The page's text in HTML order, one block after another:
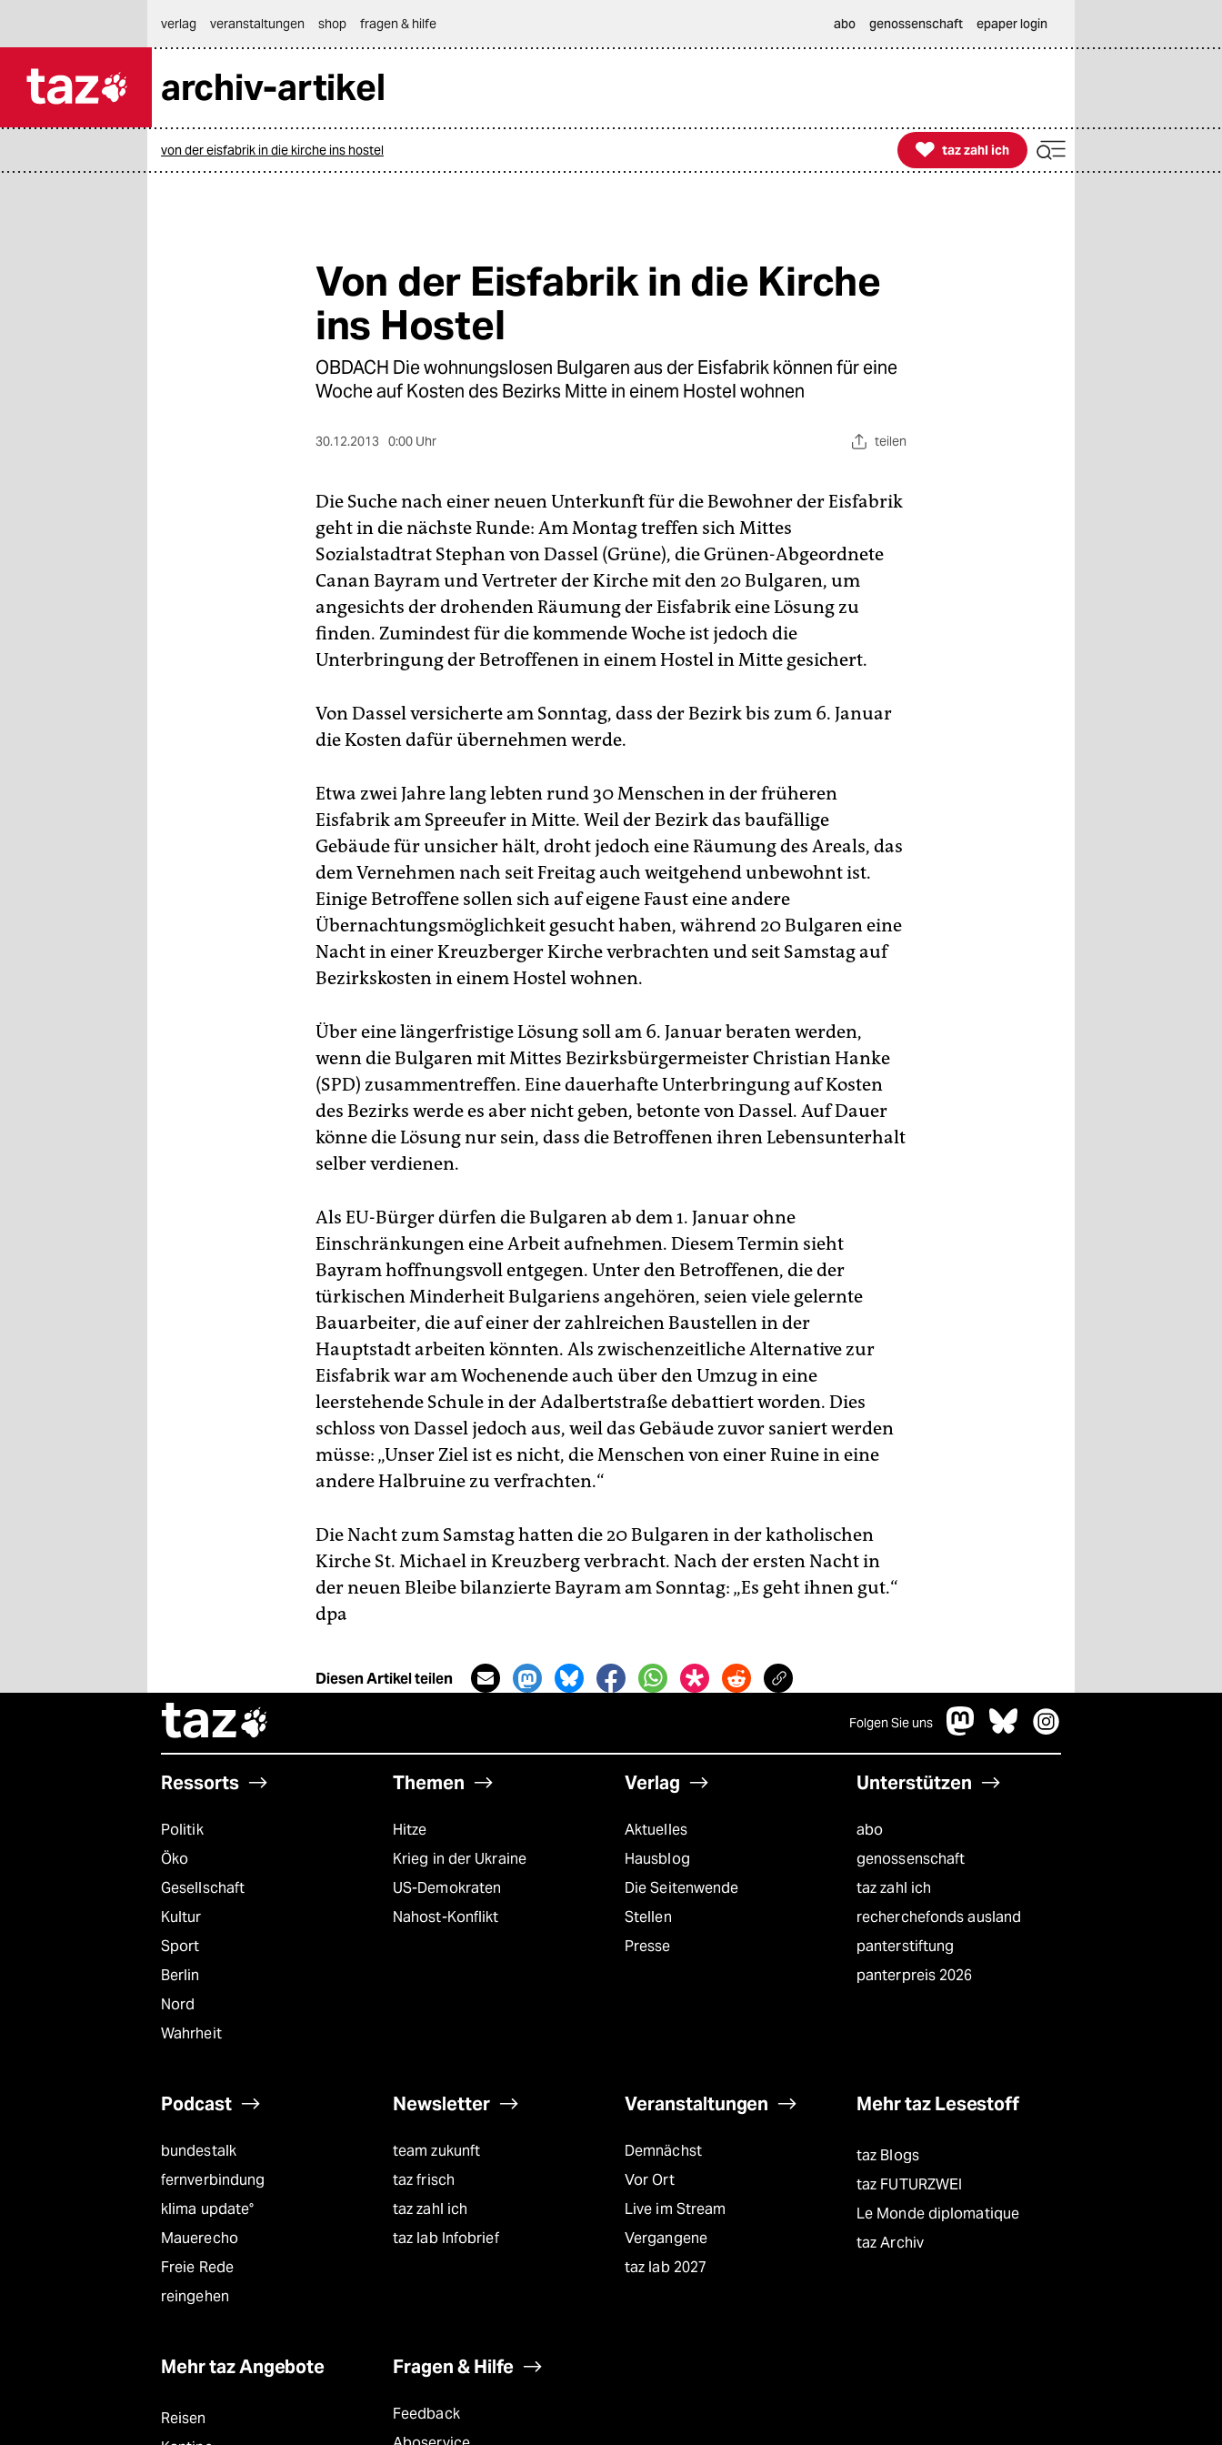
themen
verlag
veranstaltungen shop fragen & hilfe abo genossenschaft epaper login
archiv-artikel
von der eisfabrik in die kirche ins hostel 
taz zahl ich
taz zahl ich
Von der Eisfabrik in die Kirche
ins Hostel
OBDACH Die wohnungslosen Bulgaren aus der Eisfabrik können für eine
Woche auf Kosten des Bezirks Mitte in einem Hostel wohnen
30.12.2013 0:00 Uhr teilen
Die Suche nach einer neuen Unterkunft für die Bewohner der Eisfabrik
geht in die nächste Runde: Am Montag treffen sich Mittes
Sozialstadtrat Stephan von Dassel (Grüne), die Grünen-Abgeordnete
Canan Bayram und Vertreter der Kirche mit den 20 Bulgaren, um
angesichts der drohenden Räumung der Eisfabrik eine Lösung zu
finden. Zumindest für die kommende Woche ist jedoch die
Unterbringung der Betroffenen in einem Hostel in Mitte gesichert.
Von Dassel versicherte am Sonntag, dass der Bezirk bis zum 6. Januar
die Kosten dafür übernehmen werde.
Etwa zwei Jahre lang lebten rund 30 Menschen in der früheren
Eisfabrik am Spreeufer in Mitte. Weil der Bezirk das baufällige
Gebäude für unsicher hält, droht jedoch eine Räumung des Areals, das
dem Vernehmen nach seit Freitag auch weitgehend unbewohnt ist.
Einige Betroffene sollen sich auf eigene Faust eine andere
Übernachtungsmöglichkeit gesucht haben, während 20 Bulgaren eine
Nacht in einer Kreuzberger Kirche verbrachten und seit Samstag auf
Bezirkskosten in einem Hostel wohnen.
Über eine längerfristige Lösung soll am 6. Januar beraten werden,
wenn die Bulgaren mit Mittes Bezirksbürgermeister Christian Hanke
(SPD) zusammentreffen. Eine dauerhafte Unterbringung auf Kosten
des Bezirks werde es aber nicht geben, betonte von Dassel. Auf Dauer
könne die Lösung nur sein, dass die Betroffenen ihren Lebensunterhalt
selber verdienen.
Als EU-Bürger dürfen die Bulgaren ab dem 1. Januar ohne
Einschränkungen eine Arbeit aufnehmen. Diesem Termin sieht
Bayram hoffnungsvoll entgegen. Unter den Betroffenen, die der
türkischen Minderheit Bulgariens angehören, seien viele gelernte
Bauarbeiter, die auf einer der zahlreichen Baustellen in der
Hauptstadt arbeiten könnten. Als zwischenzeitliche Alternative zur
Eisfabrik war am Wochenende auch über den Umzug in eine
leerstehende Schule in der Adalbertstraße debattiert worden. Dies
schloss von Dassel jedoch aus, weil das Gebäude zuvor saniert werden
müsse: „Unser Ziel ist es nicht, die Menschen von einer Ruine in eine
andere Halbruine zu verfrachten.“
Die Nacht zum Samstag hatten die 20 Bulgaren in der katholischen
Kirche St. Michael in Kreuzberg verbracht. Nach der ersten Nacht in
der neuen Bleibe bilanzierte Bayram am Sonntag: „Es geht ihnen gut.“
dpa
Diesen Artikel teilen
taz Folgen Sie uns
Ressorts
Politik
Öko
Gesellschaft
Kultur
Sport
Berlin
Nord
Wahrheit
Themen
Hitze
Krieg in der Ukraine
US-Demokraten
Nahost-Konflikt
Verlag
Aktuelles
Hausblog
Die Seitenwende
Stellen
Presse
Unterstützen
abo
genossenschaft
taz zahl ich
recherchefonds ausland
panterstiftung
panterpreis 2026
Podcast
bundestalk
fernverbindung
klima update°
Mauerecho
Freie Rede
reingehen
Newsletter
team zukunft
taz frisch
taz zahl ich
taz lab Infobrief
Veranstaltungen
Demnächst
Vor Ort
Live im Stream
Vergangene
taz lab 2027
Mehr taz Lesestoff
taz Blogs
taz FUTURZWEI
Le Monde diplomatique
taz Archiv
Mehr taz Angebote
Reisen
Fragen & Hilfe
Feedback